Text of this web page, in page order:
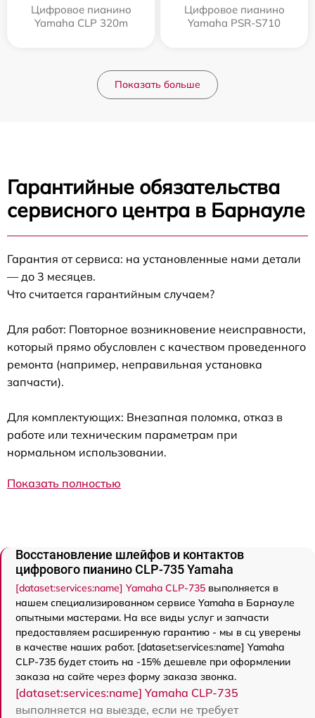
Цифровое пианино
Yamaha CLP 320m
Цифровое пианино
Yamaha PSR-S710
Показать больше
Гарантийные обязательства
сервисного центра в Барнауле
Гарантия от сервиса: на установленные нами детали
— до 3 месяцев.
Что считается гарантийным случаем?
Для работ: Повторное возникновение неисправности,
который прямо обусловлен с качеством проведенного
ремонта (например, неправильная установка
запчасти).
Для комплектующих: Внезапная поломка, отказ в
работе или техническим параметрам при
нормальном использовании.
Показать полностью
Восстановление шлейфов и контактов
цифрового пианино CLP-735 Yamaha
[dataset:services:name] Yamaha CLP-735 выполняется в
нашем специализированном сервисе Yamaha в Барнауле
опытными мастерами. На все виды услуг и запчасти
предоставляем расширенную гарантию - мы в сц уверены
в качестве наших работ. [dataset:services:name] Yamaha
CLP-735 будет стоить на -15% дешевле при оформлении
заказа на сайте через форму заказа звонка.
[dataset:services:name] Yamaha CLP-735
выполняется на выезде, если не требует